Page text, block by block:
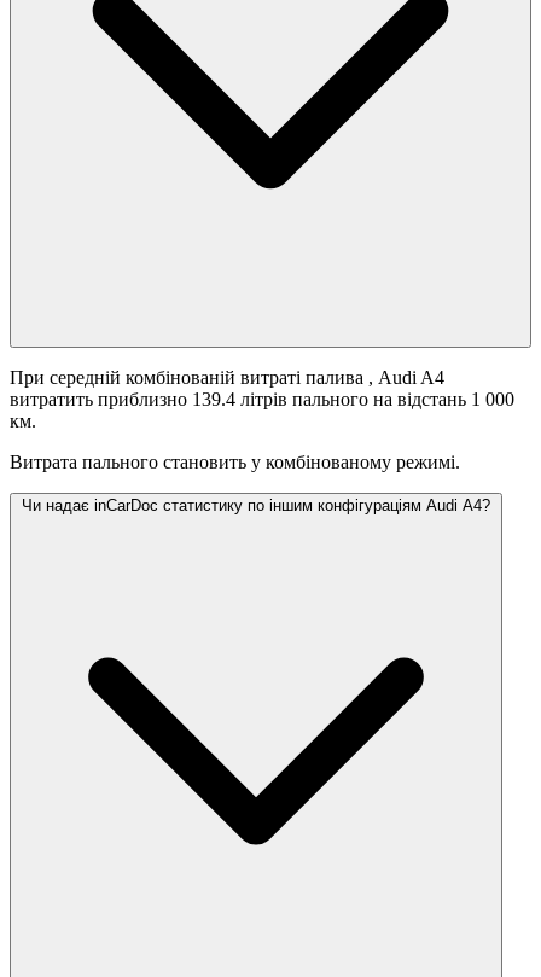
При середній комбінованій витраті палива , Audi A4
витратить приблизно 139.4 літрів пального на відстань 1 000
км.
Витрата пального становить у комбінованому режимі.
Чи надає inCarDoc статистику по іншим конфігураціям Audi A4?